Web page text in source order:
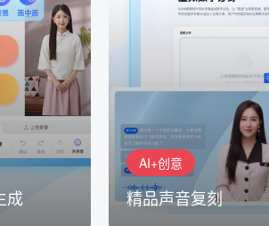
成
球领先的
AI音频制作
、选择发音
专业音频
AI+创意
精品声音复刻
AI+创意
精品声音复刻
AI+创意：AIGC 能力集中
示窗口，体验 AIGC 给生